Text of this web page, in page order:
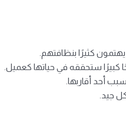
كثيرًا بنظافتهم.
كبيرًا ستحققه في حياتها كعميل.
أحد أقاربها.
جيد.